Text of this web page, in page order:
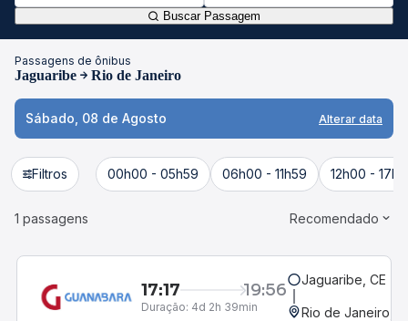
Buscar Passagem
Passagens de ônibus
Jaguaribe Rio de Janeiro
Sábado, 08 de Agosto Alterar data
Filtros 00h00 - 05h59 06h00 - 11h59 12h00 -
1 passagens Recomendado
17:17 19:56
Duração: 4d 2h 39min
Jaguaribe, CE -
Rio de Janeiro,